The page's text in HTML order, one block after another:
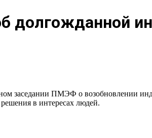
долгожданной
заседании ПМЭФ о возобновлении
решения в интересах людей.